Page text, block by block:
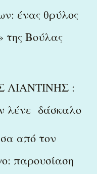
ένας θρύλος
της Βούλας
ΛΙΑΝΤΙΝΗΣ :
λένε δάσκαλο
από τον
παρουσίαση